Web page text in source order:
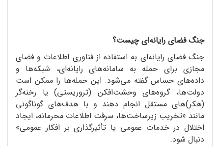
جنگ فضای رایانه‌ای چیست؟
جنگ فضای رایانه‌ای به استفاده از فناوری اطلاعات و فضای
مجازی برای حمله به سامانه‌های رایانه‌ای، شبکه‌ها و
داده‌های حساس گفته می‌شود. این حمله‌ها را ممکن است
دولت‌ها، گروه‌های وحشت‌افکن (تروریستی) یا رخنه‌گر
(هکر)های مستقل انجام دهند و با هدف‌های گوناگونی
مانند «تخریب زیرساخت‌ها، سرقت اطلاعات محرمانه، ایجاد
اختلال در خدمات عمومی یا تأثیرگذاری بر افکار عمومی»
دنبال شود.